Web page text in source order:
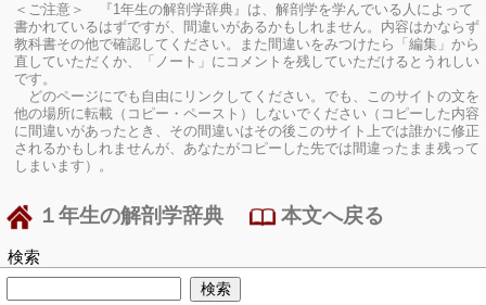
＜ご注意＞ 『1年生の解剖学辞典』は、解剖学を学んでいる人によって
書かれているはずですが、間違いがあるかもしれません。内容はかならず
教科書その他で確認してください。
また間違いをみつけたら「編集」から
直していただくか、「ノート」にコメントを残していただけるとうれしい
です。
どのページにでも自由にリンクしてください。でも、このサイトの文を
他の場所に転載（コピー・ペースト）しないでください（コピーした内容
に間違いがあったとき、その間違いはその後このサイト上では誰かに修正
されるかもしれませんが、あなたがコピーした先では間違ったまま残って
しまいます）。
１年生の解剖学辞典 本文へ戻る
検索